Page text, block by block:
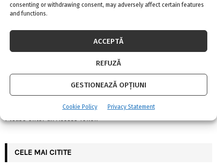
consenting or withdrawing consent, may adversely affect certain features
and functions.
ACCEPTĂ
REFUZĂ
GESTIONEAZĂ OPȚIUNI
Cookie Policy Privacy Statement
A
INSTAGRAM
Please enter an Access Token
CELE MAI CITITE